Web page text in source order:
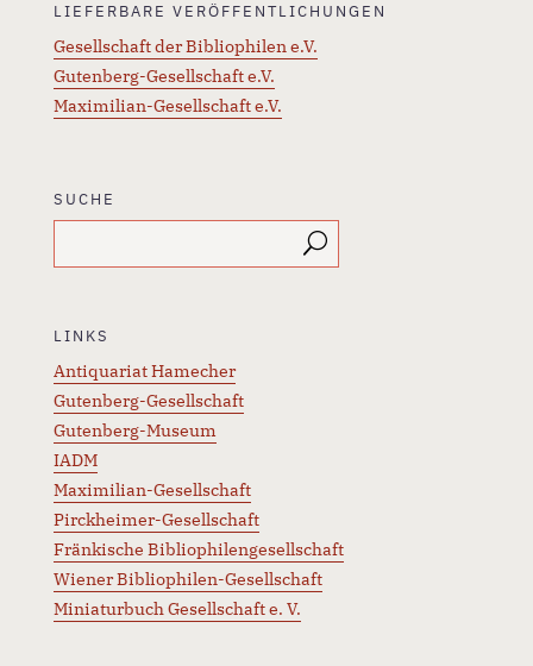
LIEFERBARE VERÖFFENTLICHUNGEN
Gesellschaft der Bibliophilen e.V.
Gutenberg-Gesellschaft e.V.
Maximilian-Gesellschaft e.V.
SUCHE
LINKS
Antiquariat Hamecher
Gutenberg-Gesellschaft
Gutenberg-Museum
IADM
Maximilian-Gesellschaft
Pirckheimer-Gesellschaft
Fränkische Bibliophilengesellschaft
Wiener Bibliophilen-Gesellschaft
Miniaturbuch Gesellschaft e. V.